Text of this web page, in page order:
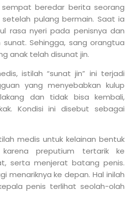
beredar berita seorang
pulang bermain. Saat ia
rasa nyeri pada penisnya dan
Sehingga, sang orangtua
anak telah disunat jin.
istilah “sunat jin” ini terjadi
yang menyebabkan kulup
dan tidak bisa kembali,
Kondisi ini disebut sebagai
medis untuk kelainan bentuk
preputium tertarik ke
serta menjerat batang penis.
menariknya ke depan. Hal inilah
penis terlihat seolah-olah